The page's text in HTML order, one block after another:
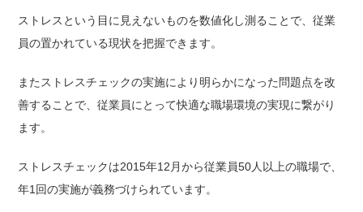
ストレスという目に見えないものを数値化し測ることで、従業
員の置かれている現状を把握できます。
またストレスチェックの実施により明らかになった問題点を改
善することで、従業員にとって快適な職場環境の実現に繋がり
ます。
ストレスチェックは2015年12月から従業員50人以上の職場で、
年1回の実施が義務づけられています。